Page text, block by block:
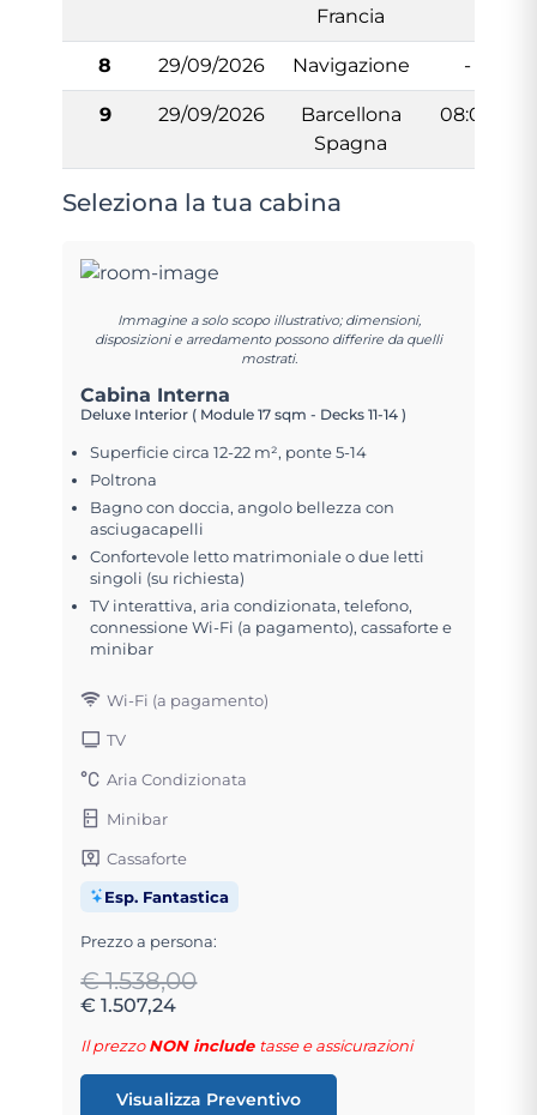
Francia
8 29/09/2026 Navigazione -
9 29/09/2026
Barcellona
Spagna
08:00
Seleziona la tua cabina
Immagine a solo scopo illustrativo; dimensioni,
disposizioni e arredamento possono differire da quelli
mostrati.
Cabina Interna
Deluxe Interior ( Module 17 sqm - Decks 11-14 )
Superficie circa 12-22 m², ponte 5-14
Poltrona
Bagno con doccia, angolo bellezza con
asciugacapelli
Confortevole letto matrimoniale o due letti
singoli (su richiesta)
TV interattiva, aria condizionata, telefono,
connessione Wi-Fi (a pagamento), cassaforte e
minibar
Wi-Fi (a pagamento)
TV
Aria Condizionata
Minibar
Cassaforte
Esp. Fantastica
Prezzo a persona:
€ 1.538,00
€ 1.507,24
Il prezzoNON include tasse e assicurazioni
Visualizza Preventivo